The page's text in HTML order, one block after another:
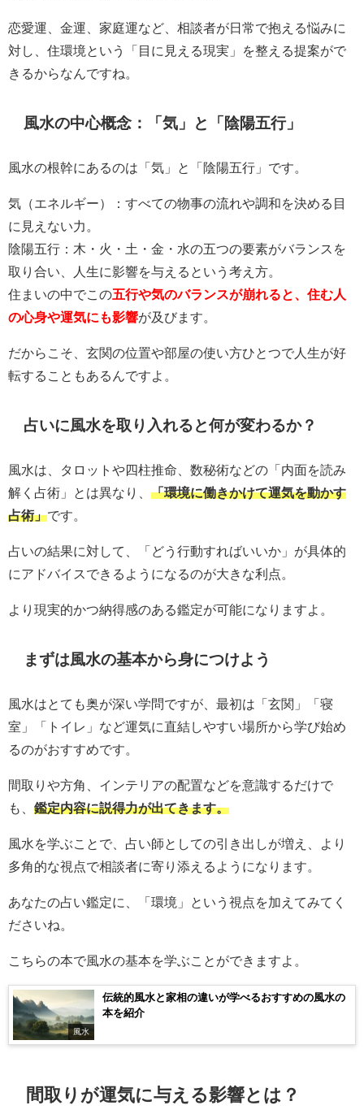
恋愛運、金運、家庭運など、相談者が日常で抱える悩みに
対し、住環境という「目に見える現実」を整える提案がで
きるからなんですね。
風水の中心概念：「気」と「陰陽五行」
風水の根幹にあるのは「気」と「陰陽五行」です。
気（エネルギー）：すべての物事の流れや調和を決める目
に見えない力。
陰陽五行：木・火・土・金・水の五つの要素がバランスを
取り合い、人生に影響を与えるという考え方。
住まいの中でこの五行や気のバランスが崩れると、住む人
の心身や運気にも影響が及びます。
だからこそ、玄関の位置や部屋の使い方ひとつで人生が好
転することもあるんですよ。
占いに風水を取り入れると何が変わるか？
風水は、タロットや四柱推命、数秘術などの「内面を読み
解く占術」とは異なり、 「環境に働きかけて運気を動かす
占術」です。
占いの結果に対して、「どう行動すればいいか」が具体的
にアドバイスできるようになるのが大きな利点。
より現実的かつ納得感のある鑑定が可能になりますよ。
まずは風水の基本から身につけよう
風水はとても奥が深い学問ですが、最初は「玄関」「寝
室」「トイレ」など運気に直結しやすい場所から学び始め
るのがおすすめです。
間取りや方角、インテリアの配置などを意識するだけで
も、 鑑定内容に説得力が出てきます。
風水を学ぶことで、占い師としての引き出しが増え、より
多角的な視点で相談者に寄り添えるようになります。
あなたの占い鑑定に、「環境」という視点を加えてみてく
ださいね。
こちらの本で風水の基本を学ぶことができますよ。
風水
伝統的風水と家相の違いが学べるおすすめの風水の
本を紹介
間取りが運気に与える影響とは？